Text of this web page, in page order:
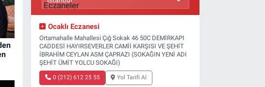
Ocaklı Eczanesi
Ortamahalle Mahallesi Çığ Sokak 46 50C DEMİRKAPI
CADDESİ HAYIRSEVERLER CAMİİ KARŞISI VE ŞEHİT
İBRAHİM CEYLAN ASM ÇAPRAZI (SOKAĞIN YENİ ADI
ŞEHİT ÜMİT YOLCU SOKAĞI)
0 (212) 612 25 55 Yol Tarifi Al